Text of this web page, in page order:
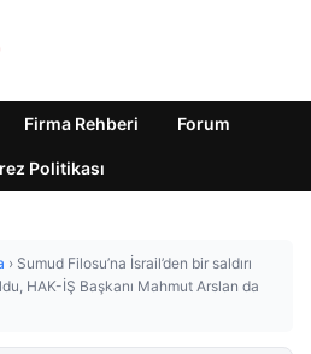
Firma Rehberi Forum
Politikası
› Sumud Filosu’na İsrail’den bir saldırı
HAK-İŞ Başkanı Mahmut Arslan da